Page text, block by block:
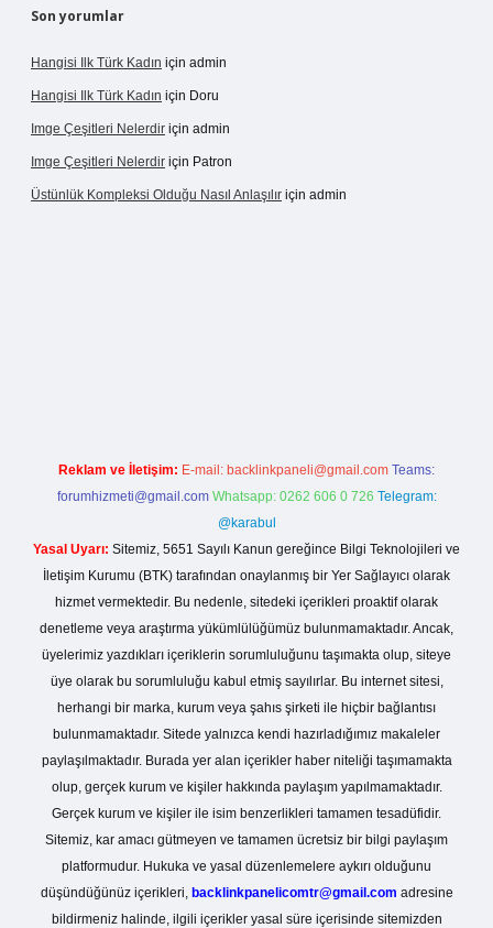
Son yorumlar
Hangisi Ilk Türk Kadın için admin
Hangisi Ilk Türk Kadın için Doru
Imge Çeşitleri Nelerdir için admin
Imge Çeşitleri Nelerdir için Patron
Üstünlük Kompleksi Olduğu Nasıl Anlaşılır için admin
Reklam ve İletişim: E-mail: backlinkpaneli@gmail.com Teams:
forumhizmeti@gmail.com Whatsapp: 0262 606 0 726 Telegram:
@karabul
Yasal Uyarı: Sitemiz, 5651 Sayılı Kanun gereğince Bilgi Teknolojileri ve
İletişim Kurumu (BTK) tarafından onaylanmış bir Yer Sağlayıcı olarak
hizmet vermektedir. Bu nedenle, sitedeki içerikleri proaktif olarak
denetleme veya araştırma yükümlülüğümüz bulunmamaktadır. Ancak,
üyelerimiz yazdıkları içeriklerin sorumluluğunu taşımakta olup, siteye
üye olarak bu sorumluluğu kabul etmiş sayılırlar. Bu internet sitesi,
herhangi bir marka, kurum veya şahıs şirketi ile hiçbir bağlantısı
bulunmamaktadır. Sitede yalnızca kendi hazırladığımız makaleler
paylaşılmaktadır. Burada yer alan içerikler haber niteliği taşımamakta
olup, gerçek kurum ve kişiler hakkında paylaşım yapılmamaktadır.
Gerçek kurum ve kişiler ile isim benzerlikleri tamamen tesadüfidir.
Sitemiz, kar amacı gütmeyen ve tamamen ücretsiz bir bilgi paylaşım
platformudur. Hukuka ve yasal düzenlemelere aykırı olduğunu
düşündüğünüz içerikleri, backlinkpanelicomtr@gmail.com adresine
bildirmeniz halinde, ilgili içerikler yasal süre içerisinde sitemizden